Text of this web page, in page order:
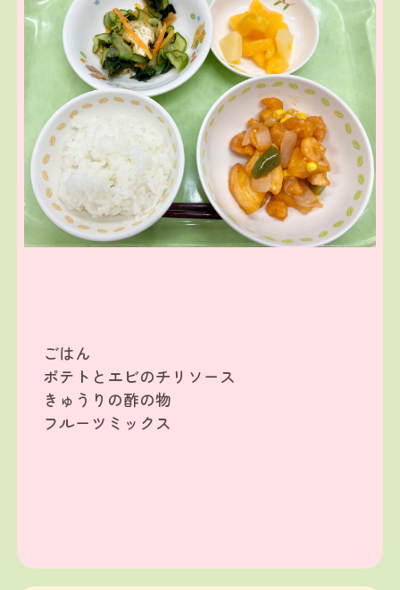
ごはん
ポテトとエビのチリソース
きゅうりの酢の物
フルーツミックス